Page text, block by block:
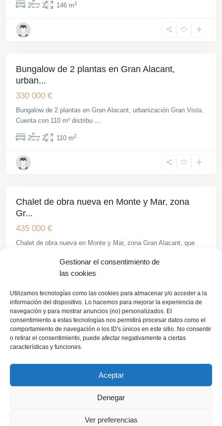
Gestionar el consentimiento de
las cookies
Utilizamos tecnologías como las cookies para almacenar y/o acceder a la
información del dispositivo. Lo hacemos para mejorar la experiencia de
navegación y para mostrar anuncios (no) personalizados. El
consentimiento a estas tecnologías nos permitirá procesar datos como el
comportamiento de navegación o los ID's únicos en este sitio. No consentir
o retirar el consentimiento, puede afectar negativamente a ciertas
características y funciones.
Aceptar
Denegar
Ver preferencias
2 2 146 m2
Gran
Bungalow de 2 plantas en Gran Alacant,
urban...
330 000 €
Bungalow de 2 plantas en Gran Alacant, urbanización Gran Vista.
Cuenta con 110 m² distribu ...
2 2 110 m2
Gran
Venta Obra Nueva
Chalet de obra nueva en Monte y Mar, zona
Gr...
435 000 €
Chalet de obra nueva en Monte y Mar, zona Gran Alacant, que
145 m
Gran
Alacant
Chalet en venta en Gran Alacant
792 000 €
Se vende una villa unifamiliar ubicada en Gran Alacant, a solo
...